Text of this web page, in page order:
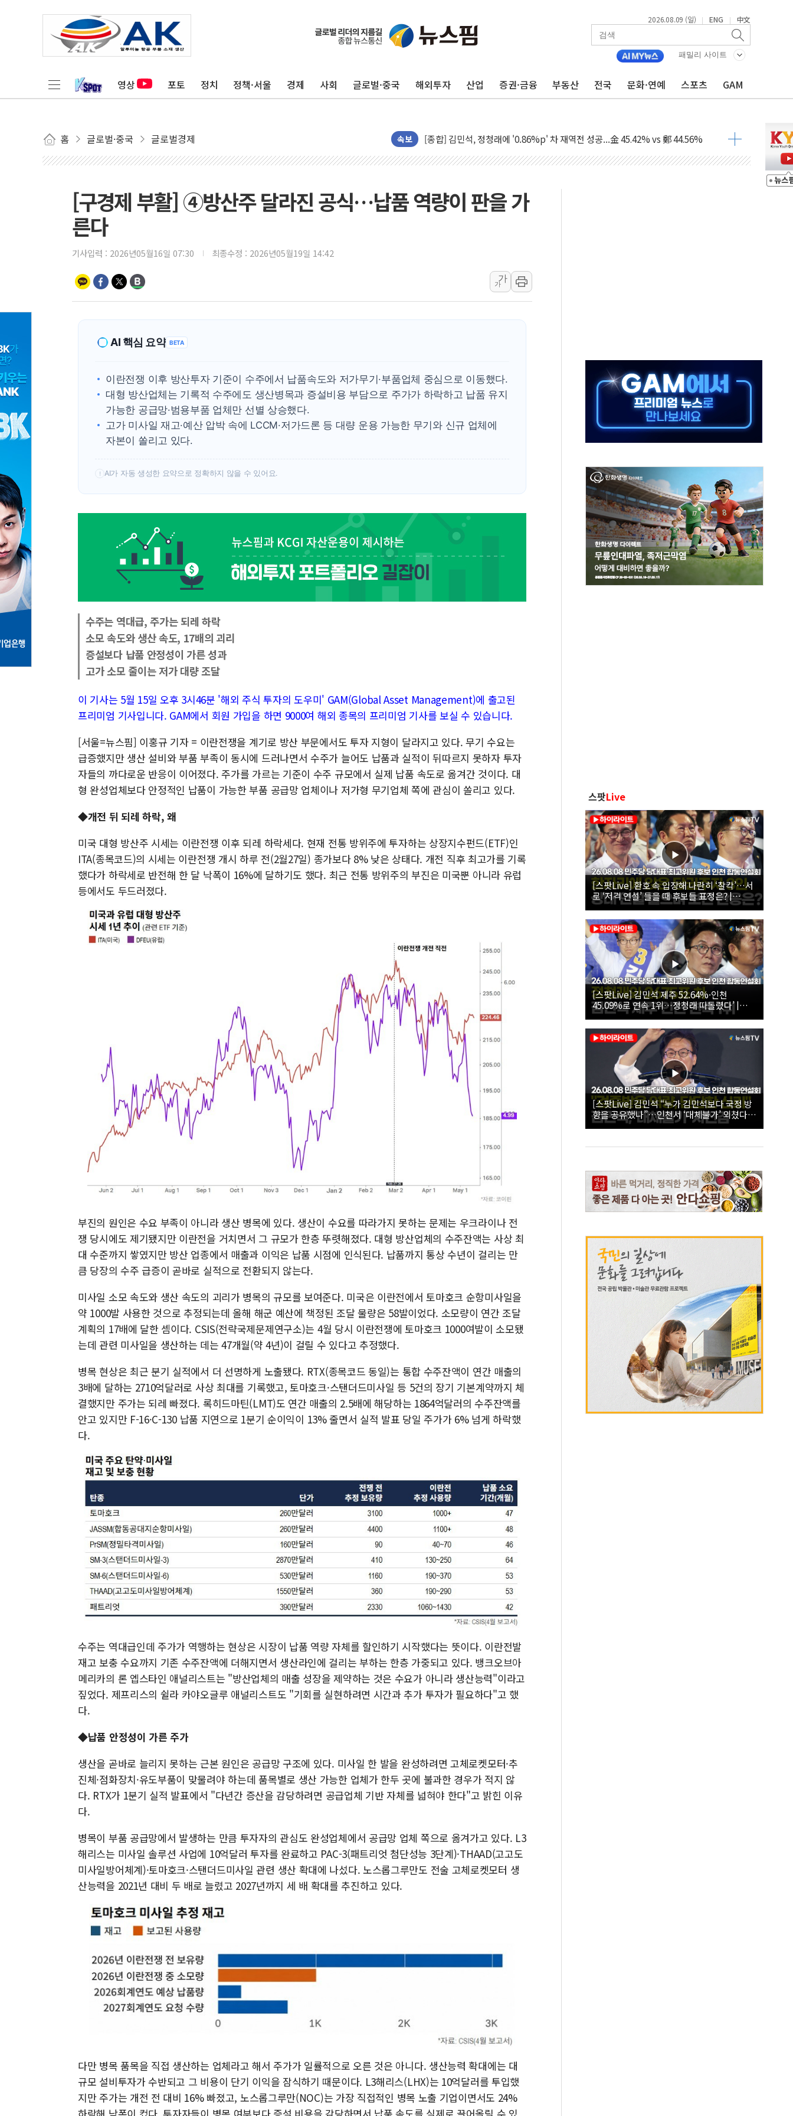
2026.08.09 (일) | ENG | 中文
패밀리 사이트
영상 포토 정치 정책·서울 경제 사회 글로벌·중국 해외투자 산업 증권·금융 부동산 전국 문화·연예 스포츠 GAM
홈 글로벌·중국 글로벌경제 속보
포항시 재난예산 40억 긴급 투입…고수온 양식장 복구·지원 '총력'
울진·영덕 '호우특보'-포항 '산사태 주의보'...경북도, 호우 피해·통제구간 없어
인천 합동연설회 나선 송영길·정청래·김민석 당대표 후보
김민석, 2주차 제주·인천 경선서 정청래에 승리...47.75% vs 42.08%
[속보] 민주, 제주·인천 경선 결과 발표...김민석 47.75% 정청래 42.08%
[속보] 민주, 인천 경선 결과 발표...김민석 45.09% 정청래 43.27% 송영길 11.63%
강릉·동해·삼척 시간당 최대 50㎜ 폭우…강원 동해안 강한 비 이어져
폐기물 수거하다 참변…60대 환경미화원 수거차에 치여 사망
추미애, '위안부' 피해자 기림의 날 참석..."국제적 시민 연대로 목소리 내야"
인천 선재도 갯벌서 해루질 중 실종 60대 나흘만에 숨진 채 발견
인천서 말다툼 중 어머니 흉기 살해 10대 아들 체포
'화합' 꺼낸 김민석에 '뻔뻔' 받아친 정청래…제주 연설서 신경전 고조
[구경제 부활] ④방산주 달라진 공식…납품 역량이 판을 가
른다
기사입력 : 2026년05월16일 07:30 최종수정 : 2026년05월19일 14:42
가
가
AI 핵심 요약 BETA
이란전쟁 이후 방산투자 기준이 수주에서 납품속도와 저가무기·부품업체 중심으로 이동했다.
대형 방산업체는 기록적 수주에도 생산병목과 증설비용 부담으로 주가가 하락하고 납품 유지
가능한 공급망·범용부품 업체만 선별 상승했다.
고가 미사일 재고·예산 압박 속에 LCCM·저가드론 등 대량 운용 가능한 무기와 신규 업체에
자본이 쏠리고 있다.
! AI가 자동 생성한 요약으로 정확하지 않을 수 있어요.
수주는 역대급, 주가는 되레 하락
소모 속도와 생산 속도, 17배의 괴리
증설보다 납품 안정성이 가른 성과
고가 소모 줄이는 저가 대량 조달
이 기사는 5월 15일 오후 3시46분 '해외 주식 투자의 도우미' GAM(Global Asset Management)에 출고된
프리미엄 기사입니다. GAM에서 회원 가입을 하면 9000여 해외 종목의 프리미엄 기사를 보실 수 있습니다.
[서울=뉴스핌] 이홍규 기자 = 이란전쟁을 계기로 방산 부문에서도 투자 지형이 달라지고 있다. 무기 수요는
급증했지만 생산 설비와 부품 부족이 동시에 드러나면서 수주가 늘어도 납품과 실적이 뒤따르지 못하자 투자
자들의 까다로운 반응이 이어졌다. 주가를 가르는 기준이 수주 규모에서 실제 납품 속도로 옮겨간 것이다. 대
형 완성업체보다 안정적인 납품이 가능한 부품 공급망 업체이나 저가형 무기업체 쪽에 관심이 쏠리고 있다.
◆개전 뒤 되레 하락, 왜
미국 대형 방산주 시세는 이란전쟁 이후 되레 하락세다. 현재 전통 방위주에 투자하는 상장지수펀드(ETF)인
ITA(종목코드)의 시세는 이란전쟁 개시 하루 전(2월27일) 종가보다 8% 낮은 상태다. 개전 직후 최고가를 기록
했다가 하락세로 반전해 한 달 낙폭이 16%에 달하기도 했다. 최근 전통 방위주의 부진은 미국뿐 아니라 유럽
등에서도 두드러졌다.
부진의 원인은 수요 부족이 아니라 생산 병목에 있다. 생산이 수요를 따라가지 못하는 문제는 우크라이나 전
쟁 당시에도 제기됐지만 이란전을 거치면서 그 규모가 한층 뚜렷해졌다. 대형 방산업체의 수주잔액는 사상 최
대 수준까지 쌓였지만 방산 업종에서 매출과 이익은 납품 시점에 인식된다. 납품까지 통상 수년이 걸리는 만
큼 당장의 수주 급증이 곧바로 실적으로 전환되지 않는다.
미사일 소모 속도와 생산 속도의 괴리가 병목의 규모를 보여준다. 미국은 이란전에서 토마호크 순항미사일을
약 1000발 사용한 것으로 추정되는데 올해 해군 예산에 책정된 조달 물량은 58발이었다. 소모량이 연간 조달
계획의 17배에 달한 셈이다. CSIS(전략국제문제연구소)는 4월 당시 이란전쟁에 토마호크 1000여발이 소모됐
는데 관련 미사일을 생산하는 데는 47개월(약 4년)이 걸릴 수 있다고 추정했다.
병목 현상은 최근 분기 실적에서 더 선명하게 노출됐다. RTX(종목코드 동일)는 통합 수주잔액이 연간 매출의
3배에 달하는 2710억달러로 사상 최대를 기록했고, 토마호크·스탠더드미사일 등 5건의 장기 기본계약까지 체
결했지만 주가는 되레 빠졌다. 록히드마틴(LMT)도 연간 매출의 2.5배에 해당하는 1864억달러의 수주잔액를
안고 있지만 F-16·C-130 납품 지연으로 1분기 순이익이 13% 줄면서 실적 발표 당일 주가가 6% 넘게 하락했
다.
수주는 역대급인데 주가가 역행하는 현상은 시장이 납품 역량 자체를 할인하기 시작했다는 뜻이다. 이란전발
재고 보충 수요까지 기존 수주잔액에 더해지면서 생산라인에 걸리는 부하는 한층 가중되고 있다. 뱅크오브아
메리카의 론 엡스타인 애널리스트는 "방산업체의 매출 성장을 제약하는 것은 수요가 아니라 생산능력"이라고
짚었다. 제프리스의 쉴라 카야오글루 애널리스트도 "기회를 실현하려면 시간과 추가 투자가 필요하다"고 했
다.
◆납품 안정성이 가른 주가
생산을 곧바로 늘리지 못하는 근본 원인은 공급망 구조에 있다. 미사일 한 발을 완성하려면 고체로켓모터·추
진체·점화장치·유도부품이 맞물려야 하는데 품목별로 생산 가능한 업체가 한두 곳에 불과한 경우가 적지 않
다. RTX가 1분기 실적 발표에서 "다년간 증산을 감당하려면 공급업체 기반 자체를 넓혀야 한다"고 밝힌 이유
다.
병목이 부품 공급망에서 발생하는 만큼 투자자의 관심도 완성업체에서 공급망 업체 쪽으로 옮겨가고 있다. L3
해리스는 미사일 솔루션 사업에 10억달러 투자를 완료하고 PAC-3(패트리엇 첨단성능 3단계)·THAAD(고고도
미사일방어체계)·토마호크·스탠더드미사일 관련 생산 확대에 나섰다. 노스롭그루만도 전술 고체로켓모터 생
산능력을 2021년 대비 두 배로 늘렸고 2027년까지 세 배 확대를 추진하고 있다.
다만 병목 품목을 직접 생산하는 업체라고 해서 주가가 일률적으로 오른 것은 아니다. 생산능력 확대에는 대
규모 설비투자가 수반되고 그 비용이 단기 이익을 잠식하기 때문이다. L3해리스(LHX)는 10억달러를 투입했
지만 주가는 개전 전 대비 16% 빠졌고, 노스롭그루만(NOC)는 가장 직접적인 병목 노출 기업이면서도 24%
스팟Live
[스팟Live] 환호 속 입장해 나란히 ‘찰칵’…서
로 ‘저격 연설’ 들을 때 후보들 표정은? |
26.08.08 더불어민주당 당대표·최고위원 후
보 인천 합동연설회
[스팟Live] 김민석 제주 52.64%·인천
45.09%로 연속 1위…정청래 따돌렸다’ |
26.08.08 더불어민주당 당대표·최고위원 후
보 인천 합동연설회
[스팟Live] 김민석 “누가 김민석보다 국정 방
향을 공유했나”…인천서 ‘대체불가’ 외쳤다 |
26.08.08 더불어민주당 당대표·최고위원 후